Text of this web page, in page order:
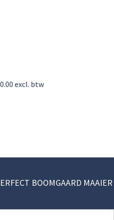
excl. btw
BOOMGAARD MAAIER